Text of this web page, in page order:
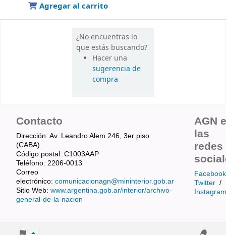
Agregar al carrito
¿No encuentras lo
que estás buscando?
Hacer una
sugerencia de
compra
Contacto
Dirección: Av. Leandro Alem 246, 3er piso
(CABA).
Código postal: C1003AAP
Teléfono: 2206-0013
Correo
electrónico: comunicacionagn@mininterior.gob.ar
Sitio Web: www.argentina.gob.ar/interior/archivo-
general-de-la-nacion
AGN
las
redes
Facebook
Twitter /
Instagram